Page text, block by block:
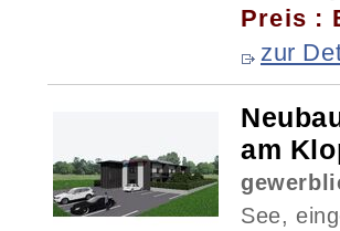
Preis :
zur
am
See,